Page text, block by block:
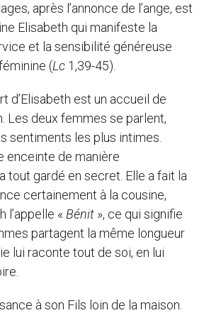
après l’annonce de l’ange, est
Elisabeth qui manifeste la
et la sensibilité généreuse
(Lc 1,39-45).
d’Elisabeth est un accueil de
Les deux femmes se parlent,
sentiments les plus intimes.
enceinte de manière
tout gardé en secret. Elle a fait la
certainement à la cousine,
l’appelle « Bénit », ce qui signifie
partagent la même longueur
lui raconte tout de soi, en lui
à son Fils loin de la maison.